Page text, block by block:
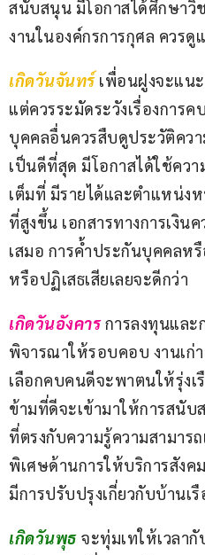
สนับสนุน มีโอกาสได้ศึกษาวิ
งานในองค์กรการกุศล ควร
เกิดวันจันทร์ เพื่อนฝูงจะแน
แต่ควรระมัดระวังเรื่องการ
บุคคลอื่นควรสืบดูประวัติควา
เป็นดีที่สุด มีโอกาสได้ใช้ควา
เต็มที่ มีรายได้และตำแหน่ง
ที่สูงขึ้น เอกสารทางการเงิน
เสมอ การค้ำประกันบุคคลห
หรือปฏิเสธเสียเลยจะดีกว่า
เกิดวันอังคาร การลงทุนและ
พิจารณาให้รอบคอบ งานเก่
เลือกคบคนดีจะพาตนให้รุ่งเ
ข้ามที่ดีจะเข้ามาให้การสนับ
ที่ตรงกับความรู้ความสามาร
พิเศษด้านการให้บริการสังค
มีการปรับปรุงเกี่ยวกับบ้าน
เกิดวันพุธ จะทุ่มเทให้เวลา